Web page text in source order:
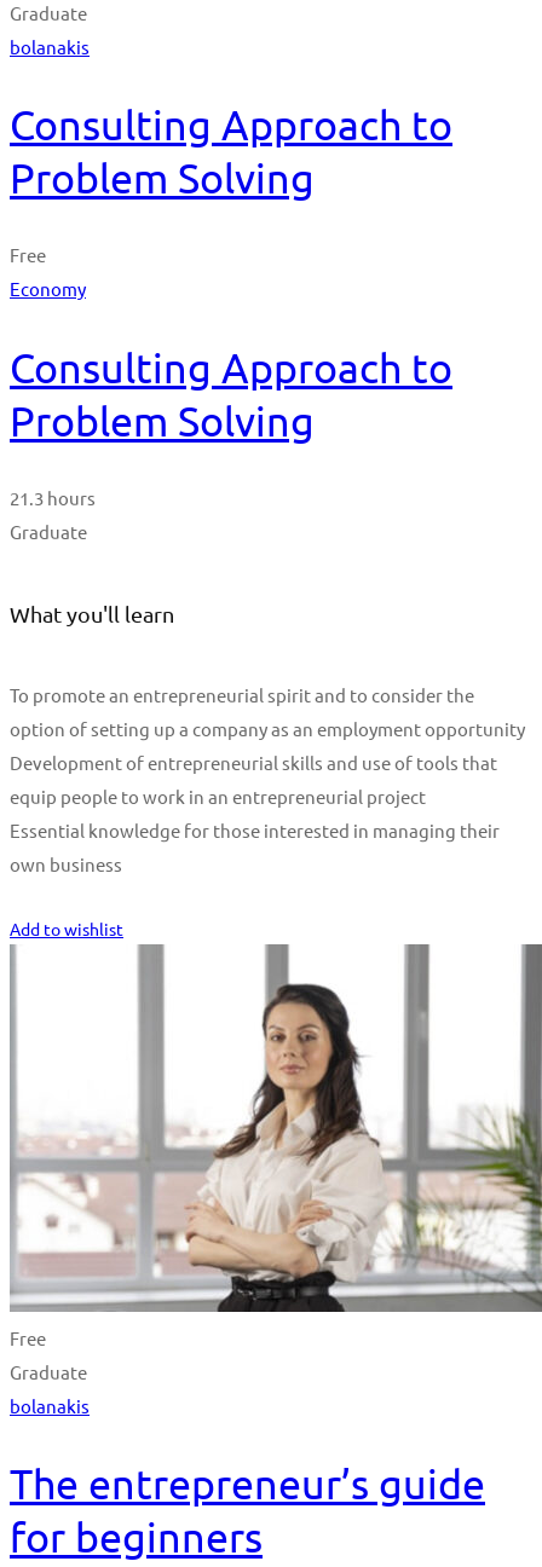
Graduate
bolanakis
Consulting Approach to
Problem Solving
Free
Economy
Consulting Approach to
Problem Solving
21.3 hours
Graduate
What you'll learn
To promote an entrepreneurial spirit and to consider the
option of setting up a company as an employment opportunity
Development of entrepreneurial skills and use of tools that
equip people to work in an entrepreneurial project
Essential knowledge for those interested in managing their
own business
Add to wishlist
Free
Graduate
bolanakis
The entrepreneur’s guide
for beginners